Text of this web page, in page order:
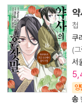
첩
쿠
(그
서
양
송